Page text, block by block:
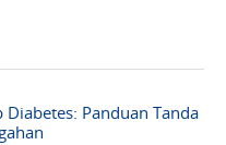
Panduan Tanda